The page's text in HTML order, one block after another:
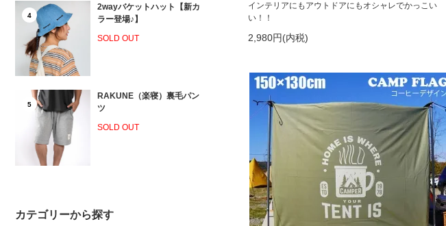
4
2wayバケットハット【新カ
ラー登場♪】
SOLD OUT
5
RAKUNE（楽寝）裏毛パン
ツ
SOLD OUT
カテゴリーから探す
インテリアにもアウトドアにもオシャレでかっこい
い！！
2,980円(内税)